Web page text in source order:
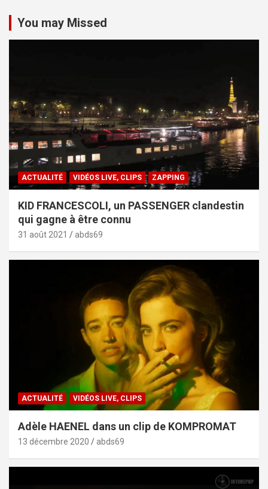
You may Missed
ACTUALITÉ VIDÉOS LIVE, CLIPS ZAPPING
KID FRANCESCOLI, un PASSENGER clandestin
qui gagne à être connu
31 août 2021 abds69
ACTUALITÉ VIDÉOS LIVE, CLIPS
Adèle HAENEL dans un clip de KOMPROMAT
13 décembre 2020 abds69